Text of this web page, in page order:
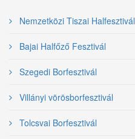
Nemzetközi Tiszai Halfesztivál
Bajai Halfőző Fesztivál
Szegedi Borfesztivál
Villányi vörösborfesztivál
Tolcsvai Borfesztivál